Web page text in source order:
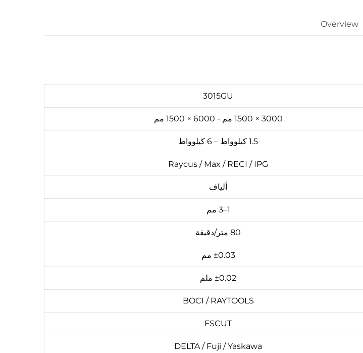
Overview
3015GU
3000 × 1500 مم - 6000 × 1500 مم
1.5 كيلوواط – 6 كيلوواط
Raycus / Max / RECI / IPG
ألياف
1–3 مم
80 متر/دقيقة
±0.03 مم
±0.02 ملم
BOCI / RAYTOOLS
FSCUT
DELTA / Fuji / Yaskawa